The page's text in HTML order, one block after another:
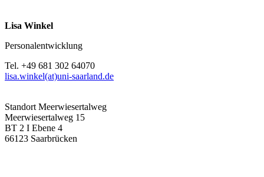
Lisa Winkel
Personalentwicklung
Tel. +49 681 302 64070
lisa.winkel(at)uni-saarland.de
Standort Meerwiesertalweg
Meerwiesertalweg 15
BT 2 I Ebene 4
66123 Saarbrücken